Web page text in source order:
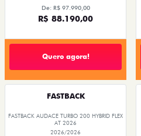
De: R$ 97.990,00
R$ 88.190,00
Quero agora!
FASTBACK
FASTBACK AUDACE TURBO 200 HYBRID FLEX
AT 2026
2026/2026